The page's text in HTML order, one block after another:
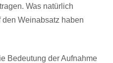
Was natürlich
Weinabsatz haben
Bedeutung der Aufnahme